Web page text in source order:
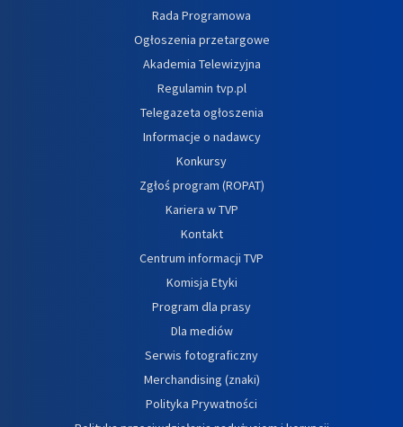
Rada Programowa
Ogłoszenia przetargowe
Akademia Telewizyjna
Regulamin tvp.pl
Telegazeta ogłoszenia
Informacje o nadawcy
Konkursy
Zgłoś program (ROPAT)
Kariera w TVP
Kontakt
Centrum informacji TVP
Komisja Etyki
Program dla prasy
Dla mediów
Serwis fotograficzny
Merchandising (znaki)
Polityka Prywatności